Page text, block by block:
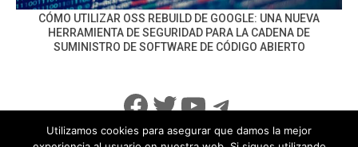
CÓMO UTILIZAR OSS REBUILD DE GOOGLE: UNA NUEVA
HERRAMIENTA DE SEGURIDAD PARA LA CADENA DE
SUMINISTRO DE SOFTWARE DE CÓDIGO ABIERTO
Facebook
Twitter
YouTube
Telegram
Utilizamos cookies para asegurar que damos la mejor